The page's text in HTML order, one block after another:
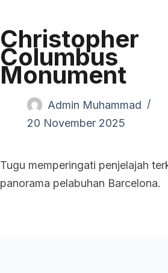
Christopher
Columbus
Monument
Admin Muhammad
20 November 2025
Tugu memperingati penjelajah
panorama pelabuhan Barcelona.